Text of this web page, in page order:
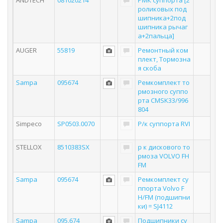
роликовых под
шипника+2под
шипника рычаг
а+2пальца]
AUGER
55819
Ремонтный ком
плект, Тормозна
я скоба
Sampa
095674
Ремкомплект то
рмозного суппо
рта CMSK33/996
804
Simpeco
SP0503.0070 Р/к суппорта RVI
STELLOX 8510383SX
р к дискового то
рмоза VOLVO FH
FM
Sampa
095674
Ремкомплект су
ппорта Volvo F
H/FM (подшипни
ки) = SJ4112
Sampa
095.674
Подшипники су